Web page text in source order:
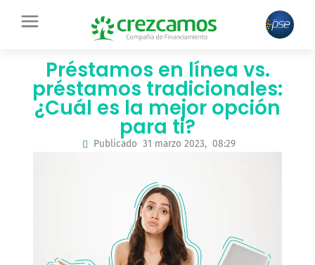
Préstamos en línea vs.
préstamos tradicionales:
¿Cuál es la mejor opción
para ti?
Publicado 31 marzo 2023, 08:29